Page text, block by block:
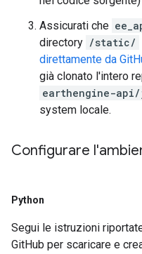
Assicurati che
directory /static/
direttamente da
già clonato l'intero
earthengine-
system locale.
Configurare
Python
Segui le istruzioni
GitHub per scaricare e